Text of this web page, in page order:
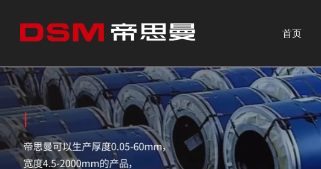
首页
CEO问候
我们合作的行业
不锈钢产品
冷轧不锈钢
热轧不锈钢
精密带钢
往复式缠绕钢带
冷轧
剪板
往复式缠绕